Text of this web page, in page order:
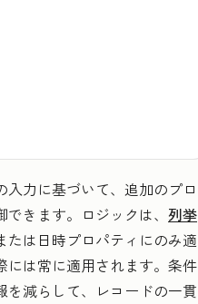
力に基づいて、追加のプロ
きます。ロジックは、 列挙
たは日時プロパティにのみ適
には常に適用されます。条件
減らして、レコードの一貫